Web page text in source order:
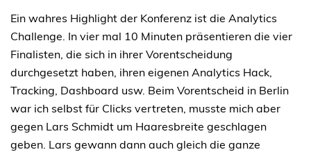
Ein wahres Highlight der Konferenz ist die Analytics
Challenge. In vier mal 10 Minuten präsentieren die vier
Finalisten, die sich in ihrer Vorentscheidung
durchgesetzt haben, ihren eigenen Analytics Hack,
Tracking, Dashboard usw. Beim Vorentscheid in Berlin
war ich selbst für Clicks vertreten, musste mich aber
gegen Lars Schmidt um Haaresbreite geschlagen
geben. Lars gewann dann auch gleich die ganze